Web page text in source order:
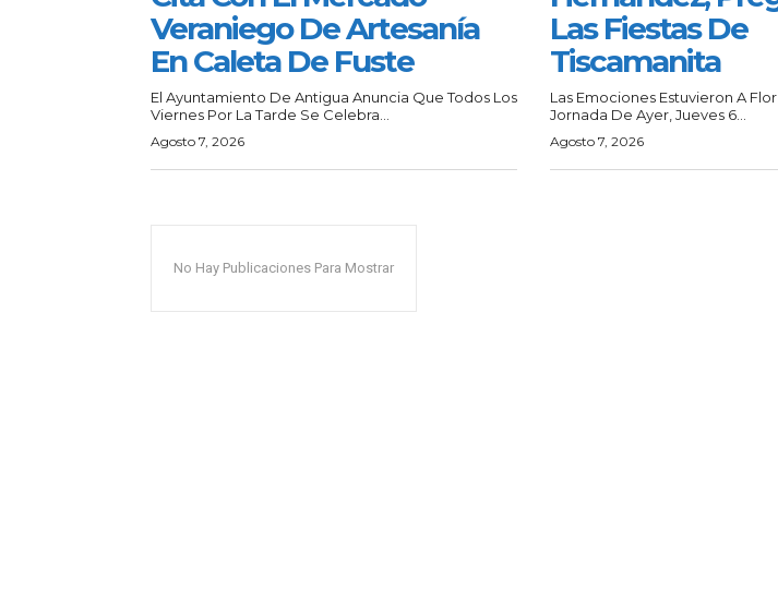
Veraniego De Artesanía
En Caleta De Fuste
El Ayuntamiento De Antigua Anuncia Que Todos Los
Viernes Por La Tarde Se Celebra...
Agosto 7, 2026
Las Fiestas De
Tiscamanita
Las Emociones Estuvieron A
Jornada De Ayer, Jueves 6...
Agosto 7, 2026
No Hay Publicaciones Para Mostrar